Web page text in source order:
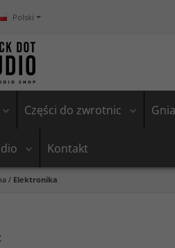
Polski
Części do zwrotnic
Kontakt
/ Elektronika
: